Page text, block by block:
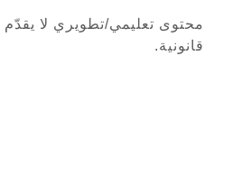
محتوى تعليمي/تطويري لا يقدّم
قانونية.